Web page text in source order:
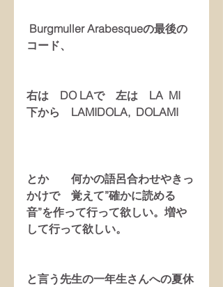
コード、
右は　DO LAで　左は　LA  MI
下から　LAMIDOLA,  DOLAMI
とか　　何かの語呂合わせやきっ
かけで　覚えて”確かに読める
音”を作って行って欲しい。増や
して行って欲しい。
と言う先生の一年生さんへの夏休